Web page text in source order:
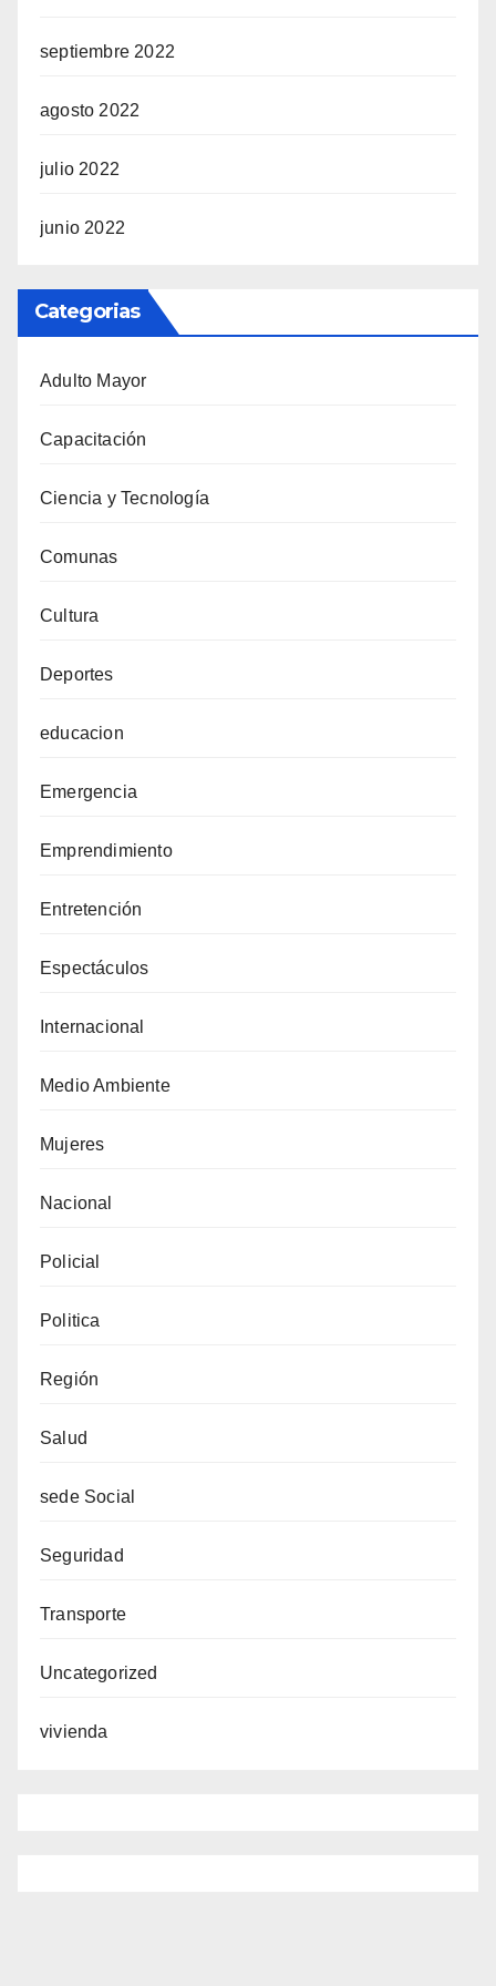
septiembre 2022
agosto 2022
julio 2022
junio 2022
Categorias
Adulto Mayor
Capacitación
Ciencia y Tecnología
Comunas
Cultura
Deportes
educacion
Emergencia
Emprendimiento
Entretención
Espectáculos
Internacional
Medio Ambiente
Mujeres
Nacional
Policial
Politica
Región
Salud
sede Social
Seguridad
Transporte
Uncategorized
vivienda